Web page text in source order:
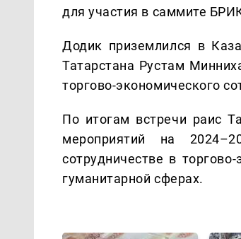
для участия в саммите
Додик приземлился в
Татарстана Рустам
торгово-экономического
По итогам встречи раис
мероприятий на
сотрудничестве в
гуманитарной сферах.